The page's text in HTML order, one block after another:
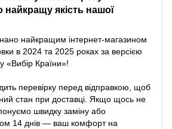
якість нашої
найкращим інтернет-магазином
в 2024 та 2025 роках за версією
«Вибір Країни»!
перевірку перед відправкою, щоб
стан при доставці. Якщо щось не
швидку заміну або
14 днів — ваш комфорт на